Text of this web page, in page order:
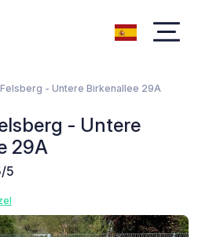
- Untere Birkenallee 29A
- Untere
29A
5